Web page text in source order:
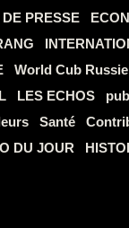
PRESSE
World Cub Russie
LES ECHOS
pub
Santé
DU JOUR